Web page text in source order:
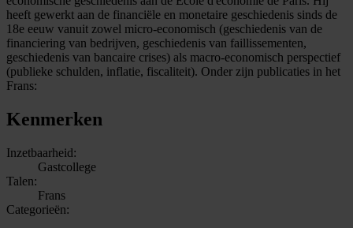
heeft gewerkt aan de financiële en monetaire geschiedenis sinds de
18e eeuw vanuit zowel micro-economisch (geschiedenis van de
financiering van bedrijven, geschiedenis van faillissementen,
geschiedenis van bancaire crises) als macro-economisch perspectief
(publieke schulden, inflatie, fiscaliteit). Onder zijn publicaties in het
Frans:
Kenmerken
Inzetbaarheid:
Gastcollege
Talen:
Frans
Categorieën: